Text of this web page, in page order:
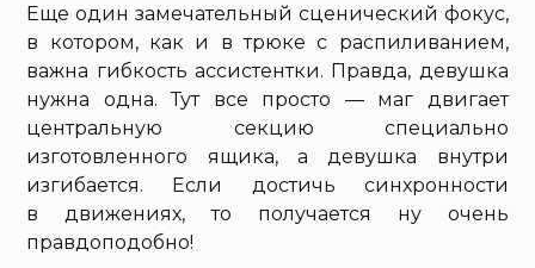
Еще один замечательный сценический фокус,
в котором, как и в трюке с распиливанием,
важна гибкость ассистентки. Правда, девушка
нужна одна. Тут все просто — маг двигает
центральную секцию специально
изготовленного ящика, а девушка внутри
изгибается. Если достичь синхронности
в движениях, то получается ну очень
правдоподобно!